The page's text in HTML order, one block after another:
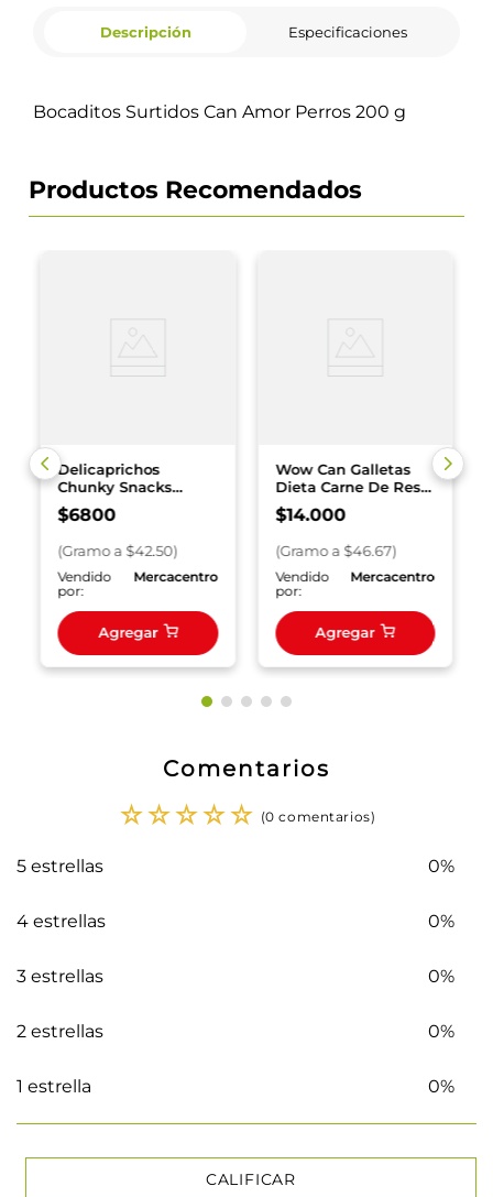
Descripción Especificaciones
Bocaditos Surtidos Can Amor Perros 200 g
Productos Recomendados
Delicaprichos
Chunky Snacks
Perros 160 g
$6800
(Gramoa $42.50)
Vendido
por:
Mercacentro
Agregar
Wow Can Galletas
Dieta Carne De Res x
300 g
$14.000
(Gramoa $46.67)
Vendido
por:
Mercacentro
Agregar
Comentarios
☆☆☆☆☆ (0 comentarios)
5 estrellas 0%
4 estrellas 0%
3 estrellas 0%
2 estrellas 0%
1 estrella 0%
CALIFICAR